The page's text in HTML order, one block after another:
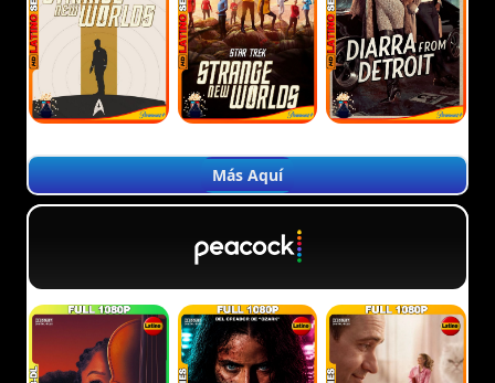
Más Aquí